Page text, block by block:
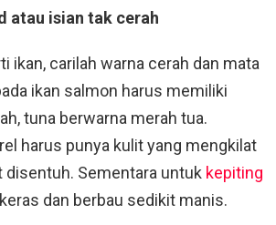
atau isian tak cerah
ikan, carilah warna cerah dan mata
ikan salmon harus memiliki
tuna berwarna merah tua.
harus punya kulit yang mengkilat
disentuh. Sementara untuk kepiting
dan berbau sedikit manis.